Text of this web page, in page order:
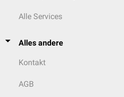
Alle Services
Alles andere
Kontakt
AGB